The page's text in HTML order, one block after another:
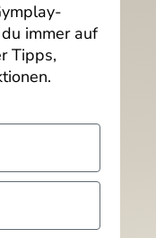
immer auf
Tipps,